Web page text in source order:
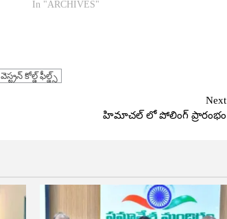
In "ARCHIVES"
వెస్ట్రన్ కోల్డ్ ఫీల్డ్స్
Next
హిమాచల్ లో పోలింగ్ ప్రారంభం